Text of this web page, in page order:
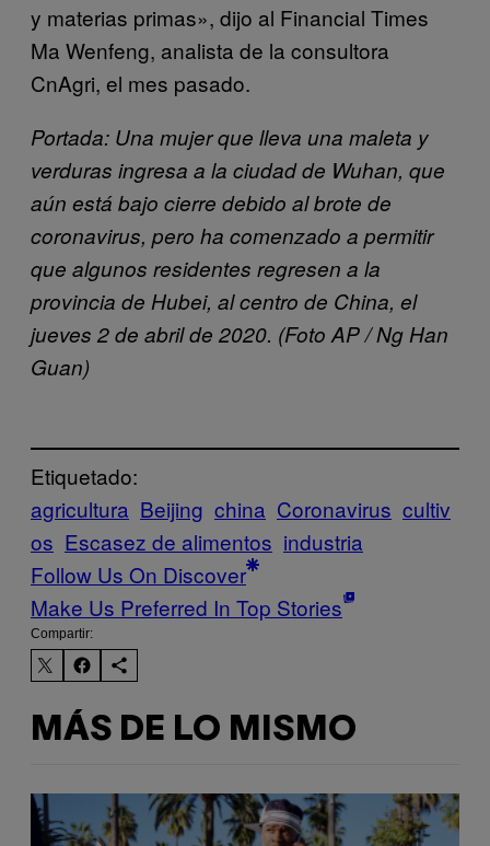
y materias primas», dijo al Financial Times
Ma Wenfeng, analista de la consultora
CnAgri, el mes pasado.
Portada: Una mujer que lleva una maleta y
verduras ingresa a la ciudad de Wuhan, que
aún está bajo cierre debido al brote de
coronavirus, pero ha comenzado a permitir
que algunos residentes regresen a la
provincia de Hubei, al centro de China, el
jueves 2 de abril de 2020. (Foto AP / Ng Han
Guan)
Etiquetado:
agricultura Beijing china Coronavirus cultiv
os Escasez de alimentos industria
Follow Us On Discover
Make Us Preferred In Top Stories
Compartir:
MÁS DE LO MISMO